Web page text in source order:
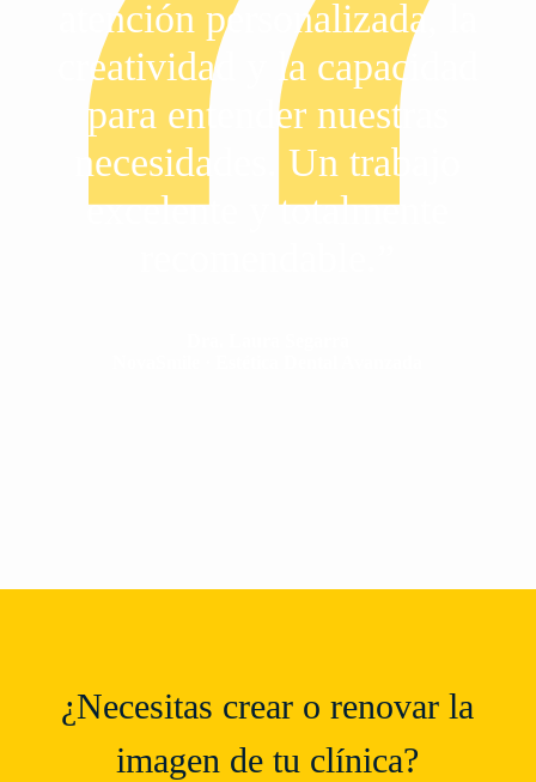
atención personalizada, la
creatividad y la capacidad
para entender nuestras
necesidades. Un trabajo
excelente y totalmente
¿Necesitas crear o renovar la
imagen de tu clínica?